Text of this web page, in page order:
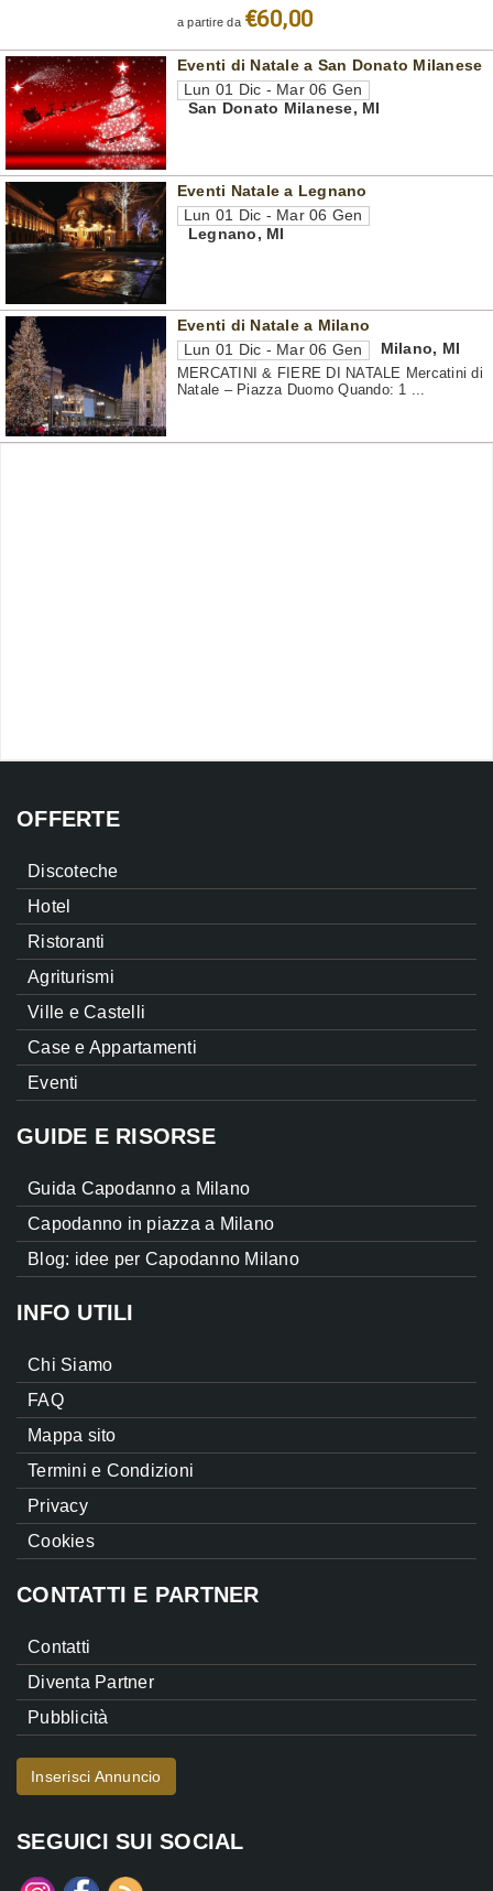
a partire da €60,00
Eventi di Natale a San Donato Milanese
Lun 01 Dic - Mar 06 Gen
San Donato Milanese, MI
Eventi Natale a Legnano
Lun 01 Dic - Mar 06 Gen
Legnano , MI
Eventi di Natale a Milano
Lun 01 Dic - Mar 06 Gen Milano, MI
MERCATINI & FIERE DI NATALE Mercatini di
Natale – Piazza Duomo Quando: 1 ...
OFFERTE
Discoteche
Hotel
Ristoranti
Agriturismi
Ville e Castelli
Case e Appartamenti
Eventi
GUIDE E RISORSE
Guida Capodanno a Milano
Capodanno in piazza a Milano
Blog: idee per Capodanno Milano
INFO UTILI
Chi Siamo
FAQ
Mappa sito
Termini e Condizioni
Privacy
Cookies
CONTATTI E PARTNER
Contatti
Diventa Partner
Pubblicità
Inserisci Annuncio
SEGUICI SUI SOCIAL